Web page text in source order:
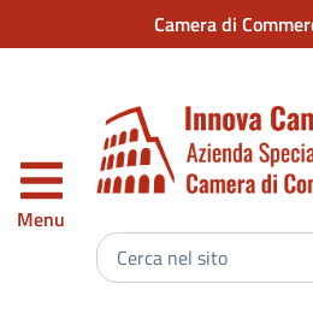
al contenuto principale
Camera di
Menu
Inserisci
il